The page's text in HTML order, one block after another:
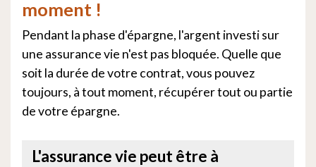
moment !
Pendant la phase d'épargne, l'argent investi sur
une assurance vie n'est pas bloquée. Quelle que
soit la durée de votre contrat, vous pouvez
toujours, à tout moment, récupérer tout ou partie
de votre épargne.
L'assurance vie peut être à